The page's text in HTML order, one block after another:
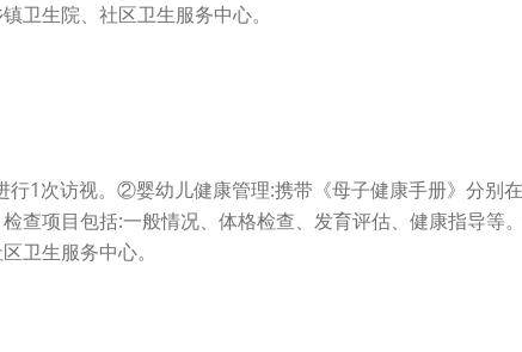
卫生院、社区卫生服务中心。
1次访视。②婴幼儿健康管理:携带《母子健康手册》分别
查项目包括:一般情况、体格检查、发育评估、健康指导
卫生服务中心。